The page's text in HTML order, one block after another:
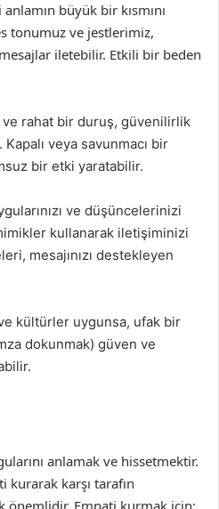
büyük bir kısmını
tonumuz ve jestlerimiz,
iletebilir. Etkili bir beden
ve rahat bir duruş, güvenilirlik
Kapalı veya savunmacı bir
bir etki yaratabilir.
ve düşüncelerinizi
kullanarak iletişiminizi
mesajınızı destekleyen
kültürler uygunsa, ufak bir
dokunmak) güven ve
anlamak ve hissetmektir.
karşı tarafın
önemlidir. Empati kurmak için: